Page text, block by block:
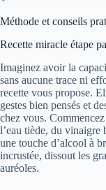
Méthode et conseils
Recette miracle étape
Imaginez avoir la
sans aucune trace ni
recette vous propose.
gestes bien pensés et
chez vous.
l’eau tiède, du vinaigre
une touche d’alcool à
incrustée, dissout les
auréoles.